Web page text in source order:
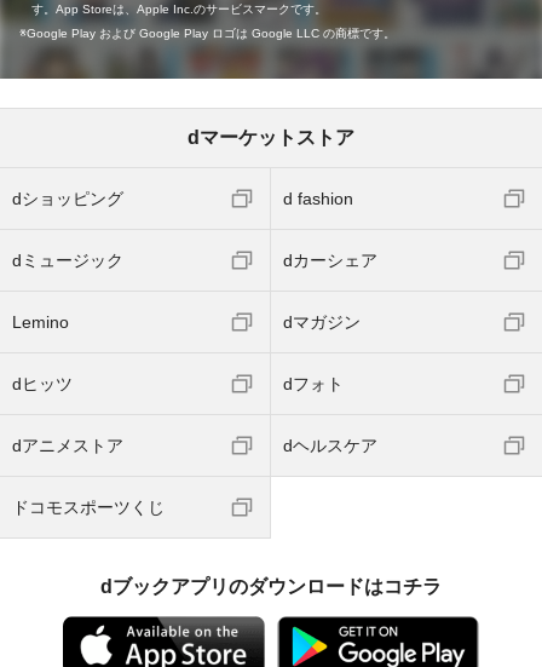
す。App Storeは、Apple Inc.のサービスマークです。
Google Play および Google Play ロゴは Google LLC の商標です。
dマーケットストア
dショッピング d fashion
dミュージック dカーシェア
Lemino dマガジン
dヒッツ dフォト
dアニメストア dヘルスケア
ドコモスポーツくじ
dブックアプリのダウンロードはコチラ